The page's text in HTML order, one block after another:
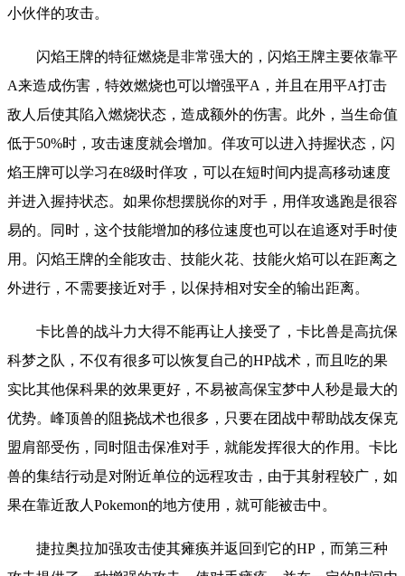
小伙伴的攻击。
闪焰王牌的特征燃烧是非常强大的，闪焰王牌主要依靠平
A来造成伤害，特效燃烧也可以增强平A，并且在用平A打击
敌人后使其陷入燃烧状态，造成额外的伤害。此外，当生命值
低于50%时，攻击速度就会增加。佯攻可以进入持握状态，闪
焰王牌可以学习在8级时佯攻，可以在短时间内提高移动速度
并进入握持状态。如果你想摆脱你的对手，用佯攻逃跑是很容
易的。同时，这个技能增加的移位速度也可以在追逐对手时使
用。闪焰王牌的全能攻击、技能火花、技能火焰可以在距离之
外进行，不需要接近对手，以保持相对安全的输出距离。
卡比兽的战斗力大得不能再让人接受了，卡比兽是高抗保
科梦之队，不仅有很多可以恢复自己的HP战术，而且吃的果
实比其他保科果的效果更好，不易被高保宝梦中人秒是最大的
优势。峰顶兽的阻挠战术也很多，只要在团战中帮助战友保克
盟肩部受伤，同时阻击保准对手，就能发挥很大的作用。卡比
兽的集结行动是对附近单位的远程攻击，由于其射程较广，如
果在靠近敌人Pokemon的地方使用，就可能被击中。
捷拉奥拉加强攻击使其瘫痪并返回到它的HP，而第三种